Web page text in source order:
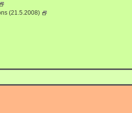
(21.5.2008)